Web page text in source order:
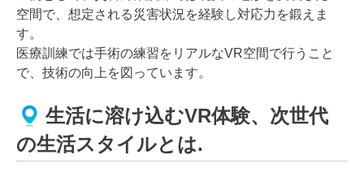
空間で、想定される災害状況を経験し対応力を鍛えま
す。
医療訓練では手術の練習をリアルなVR空間で行うこと
で、技術の向上を図っています。
生活に溶け込むVR体験、次世代
の生活スタイルとは.